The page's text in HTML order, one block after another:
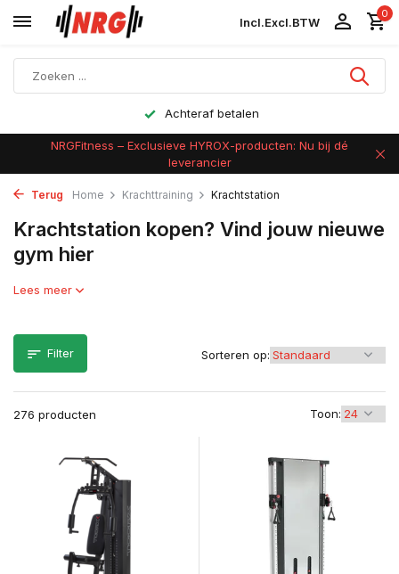
Incl.Excl.BTW
0
Achteraf betalen
NRGFitness – Exclusieve HYROX-producten: Nu bij dé
leverancier
Terug Home Krachttraining Krachtstation
Krachtstation kopen? Vind jouw nieuwe
gym hier
Lees meer
Filter
276 producten Toon:
Sorteren op: